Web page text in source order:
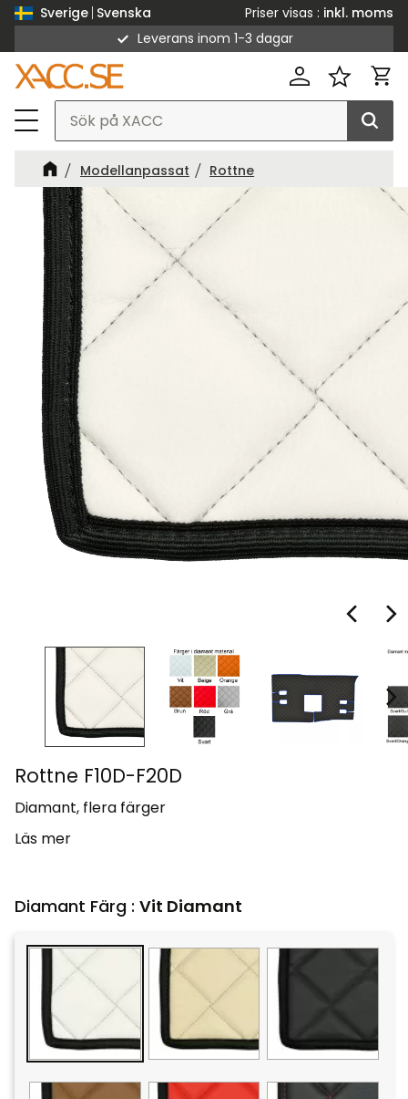
Sverige Svenska Priser visas
inkl. moms
Leverans inom 1-3 dagar
Modellanpassat Rottne
Rottne F10D-F20D
Diamant, flera färger
Läs mer
Diamant Färg : Vit Diamant